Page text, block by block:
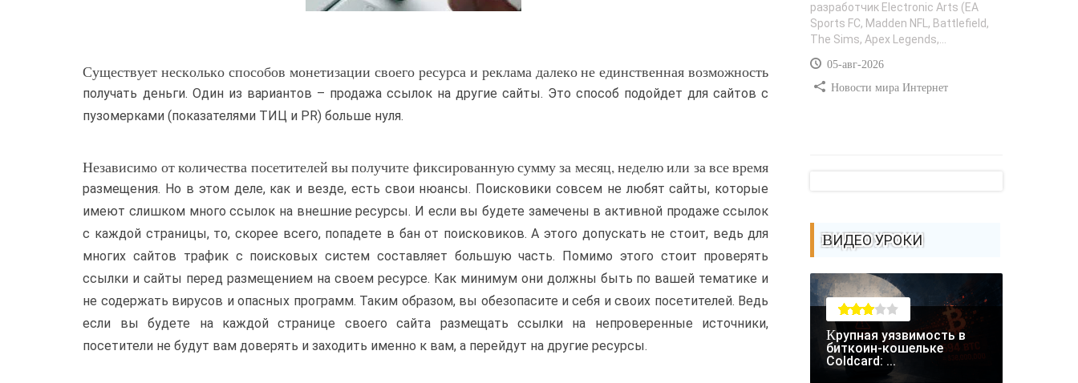
Существует несколько способов монетизации своего ресурса и реклама далеко не единственная возможность
получать деньги. Один из вариантов – продажа ссылок на другие сайты. Это способ подойдет для сайтов с
пузомерками (показателями ТИЦ и PR) больше нуля.
Независимо от количества посетителей вы получите фиксированную сумму за месяц, неделю или за все время
размещения. Но в этом деле, как и везде, есть свои нюансы. Поисковики совсем не любят сайты, которые
имеют слишком много ссылок на внешние ресурсы. И если вы будете замечены в активной продаже ссылок
с каждой страницы, то, скорее всего, попадете в бан от поисковиков. А этого допускать не стоит, ведь для
многих сайтов трафик с поисковых систем составляет большую часть. Помимо этого стоит проверять
ссылки и сайты перед размещением на своем ресурсе. Как минимум они должны быть по вашей тематике и
не содержать вирусов и опасных программ. Таким образом, вы обезопасите и себя и своих посетителей. Ведь
если вы будете на каждой странице своего сайта размещать ссылки на непроверенные источники,
посетители не будут вам доверять и заходить именно к вам, а перейдут на другие ресурсы.
разработчик Electronic Arts (EA
Sports FC, Madden NFL, Battlefield,
The Sims, Apex Legends,...
05-авг-2026
Новости мира Интернет
ВИДЕО УРОКИ
Крупная уязвимость в
биткоин-кошельке
Coldcard: ...